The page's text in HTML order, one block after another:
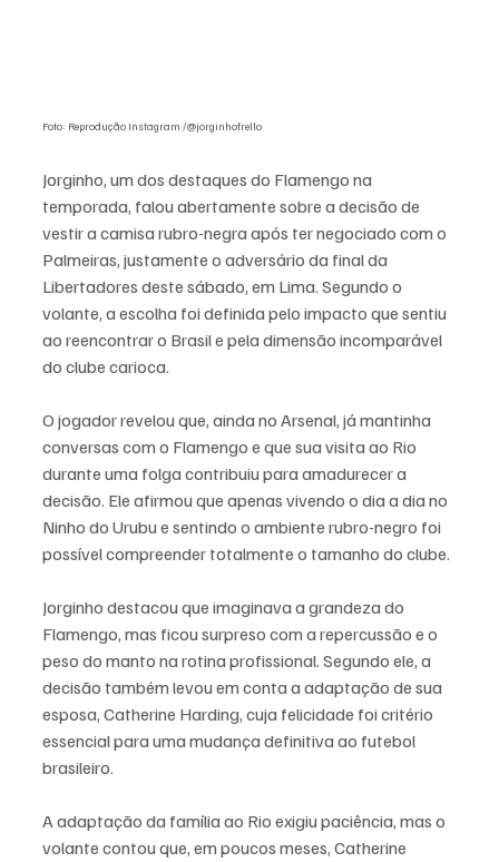
Foto: Reprodução Instagram /@jorginhofrello
Jorginho, um dos destaques do Flamengo na
temporada, falou abertamente sobre a decisão de
vestir a camisa rubro-negra após ter negociado com o
Palmeiras, justamente o adversário da final da
Libertadores deste sábado, em Lima. Segundo o
volante, a escolha foi definida pelo impacto que sentiu
ao reencontrar o Brasil e pela dimensão incomparável
do clube carioca.
O jogador revelou que, ainda no Arsenal, já mantinha
conversas com o Flamengo e que sua visita ao Rio
durante uma folga contribuiu para amadurecer a
decisão. Ele afirmou que apenas vivendo o dia a dia no
Ninho do Urubu e sentindo o ambiente rubro-negro foi
possível compreender totalmente o tamanho do clube.
Jorginho destacou que imaginava a grandeza do
Flamengo, mas ficou surpreso com a repercussão e o
peso do manto na rotina profissional. Segundo ele, a
decisão também levou em conta a adaptação de sua
esposa, Catherine Harding, cuja felicidade foi critério
essencial para uma mudança definitiva ao futebol
brasileiro.
A adaptação da família ao Rio exigiu paciência, mas o
volante contou que, em poucos meses, Catherine